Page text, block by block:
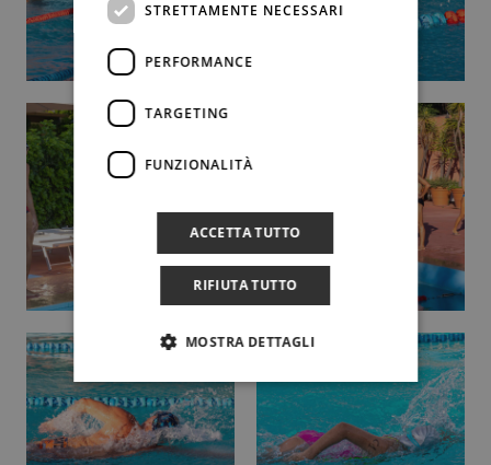
STRETTAMENTE NECESSARI
PERFORMANCE
TARGETING
FUNZIONALITÀ
ACCETTA TUTTO
RIFIUTA TUTTO
MOSTRA DETTAGLI